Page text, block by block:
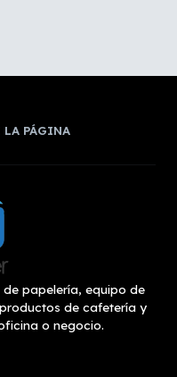
PÁGINA
papelería, equipo de
de cafetería y
o negocio.